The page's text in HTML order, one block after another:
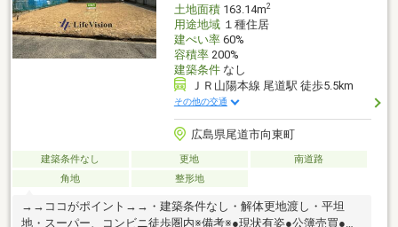
土地面積163.14m2
用途地域１種住居
建ぺい率60%
容積率200%
建築条件なし
ＪＲ山陽本線 尾道駅 徒歩5.5km
その他の交通
広島県尾道市向東町
建築条件なし 更地
南道路
角地
整形地
→→ココがポイント→→・建築条件なし・解体更地渡し・平坦
地・スーパー、コンビニ徒歩圏内※備考※●現状有姿●公簿売買●契